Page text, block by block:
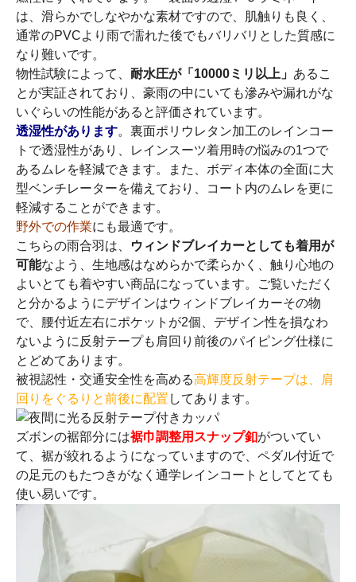
は、滑らかでしなやかな素材ですので、肌触りも良く、
通常のPVCより雨で濡れた後でもバリバリとした質感に
なり難いです。
物性試験によって、 耐水圧が「10000ミリ以上」 あるこ
とが実証されており、豪雨の中にいても滲みや漏れがな
いぐらいの性能があると評価されています。
透湿性があります。裏面ポリウレタン加工のレインコー
トで透湿性があり、レインスーツ着用時の悩みの1つで
あるムレを軽減できます。また、ボディ本体の全面に大
型ベンチレーターを備えており、コート内のムレを更に
軽減することができます。
野外での作業にも最適です。
こちらの雨合羽は、
ウィンドブレイカーとしても着用が
可能なよう、生地感はなめらかで柔らかく、触り心地の
よいとても着やすい商品になっています。ご覧いただく
と分かるようにデザインはウィンドブレイカーその物
で、腰付近左右にポケットが2個、デザイン性を損なわ
ないように反射テープも肩回り前後のパイピング仕様に
とどめてあります。
被視認性・交通安全性を高める高輝度反射テープは、肩
回りをぐるりと前後に配置 してあります。
ズボンの裾部分には裾巾調整用スナップ釦がついてい
て、裾が絞れるようになっていますので、ペダル付近で
の足元のもたつきがなく通学レインコートとしてとても
使い易いです。